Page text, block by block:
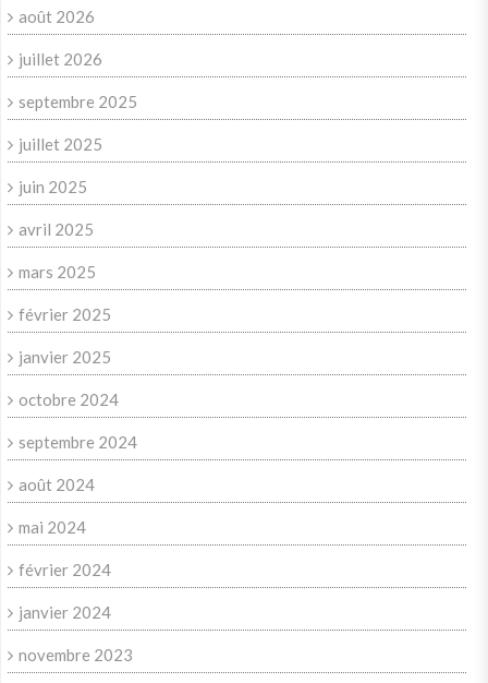
août 2026
juillet 2026
septembre 2025
juillet 2025
juin 2025
avril 2025
mars 2025
février 2025
janvier 2025
octobre 2024
septembre 2024
août 2024
mai 2024
février 2024
janvier 2024
novembre 2023